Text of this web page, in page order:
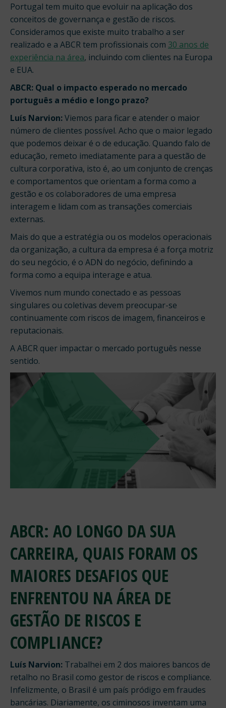
Portugal tem muito que evoluir na aplicação dos
conceitos de governança e gestão de riscos.
Consideramos que existe muito trabalho a ser
realizado e a ABCR tem profissionais com 30 anos de
experiência na área, incluindo com clientes na Europa
e EUA.
ABCR: Qual o impacto esperado no mercado
português a médio e longo prazo?
Luís Narvion:Viemos para ficar e atender o maior
número de clientes possível. Acho que o maior legado
que podemos deixar é o de educação. Quando falo de
educação, remeto imediatamente para a questão de
cultura corporativa, isto é, ao um conjunto de crenças
e comportamentos que orientam a forma como a
gestão e os colaboradores de uma empresa
interagem e lidam com as transações comerciais
externas.
Mais do que a estratégia ou os modelos operacionais
da organização, a cultura da empresa é a força motriz
do seu negócio, é o ADN do negócio, definindo a
forma como a equipa interage e atua.
Vivemos num mundo conectado e as pessoas
singulares ou coletivas devem preocupar-se
continuamente com riscos de imagem, financeiros e
reputacionais.
A ABCR quer impactar o mercado português nesse
sentido.
ABCR: AO LONGO DA SUA
CARREIRA, QUAIS FORAM OS
MAIORES DESAFIOS QUE
ENFRENTOU NA ÁREA DE
GESTÃO DE RISCOS E
COMPLIANCE?
Luís Narvion: Trabalhei em 2 dos maiores bancos de
retalho no Brasil como gestor de riscos e compliance.
Infelizmente, o Brasil é um país pródigo em fraudes
bancárias. Diariamente, os ciminosos inventam uma